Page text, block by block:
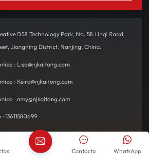
D58 Technology Park, No. 58 Linqi Road,
Jiangning District, Nanjing, China.
: Lisa@njkaitong.com
: Keira@njkaitong.com
: amy@njkaitong.com
13611580699
WhatsApp
Contacto